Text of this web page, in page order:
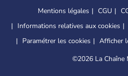
Mentions légales CGU
Informations relatives aux cookies
Paramétrer les cookies
Afficher
©2026 La Chaîne